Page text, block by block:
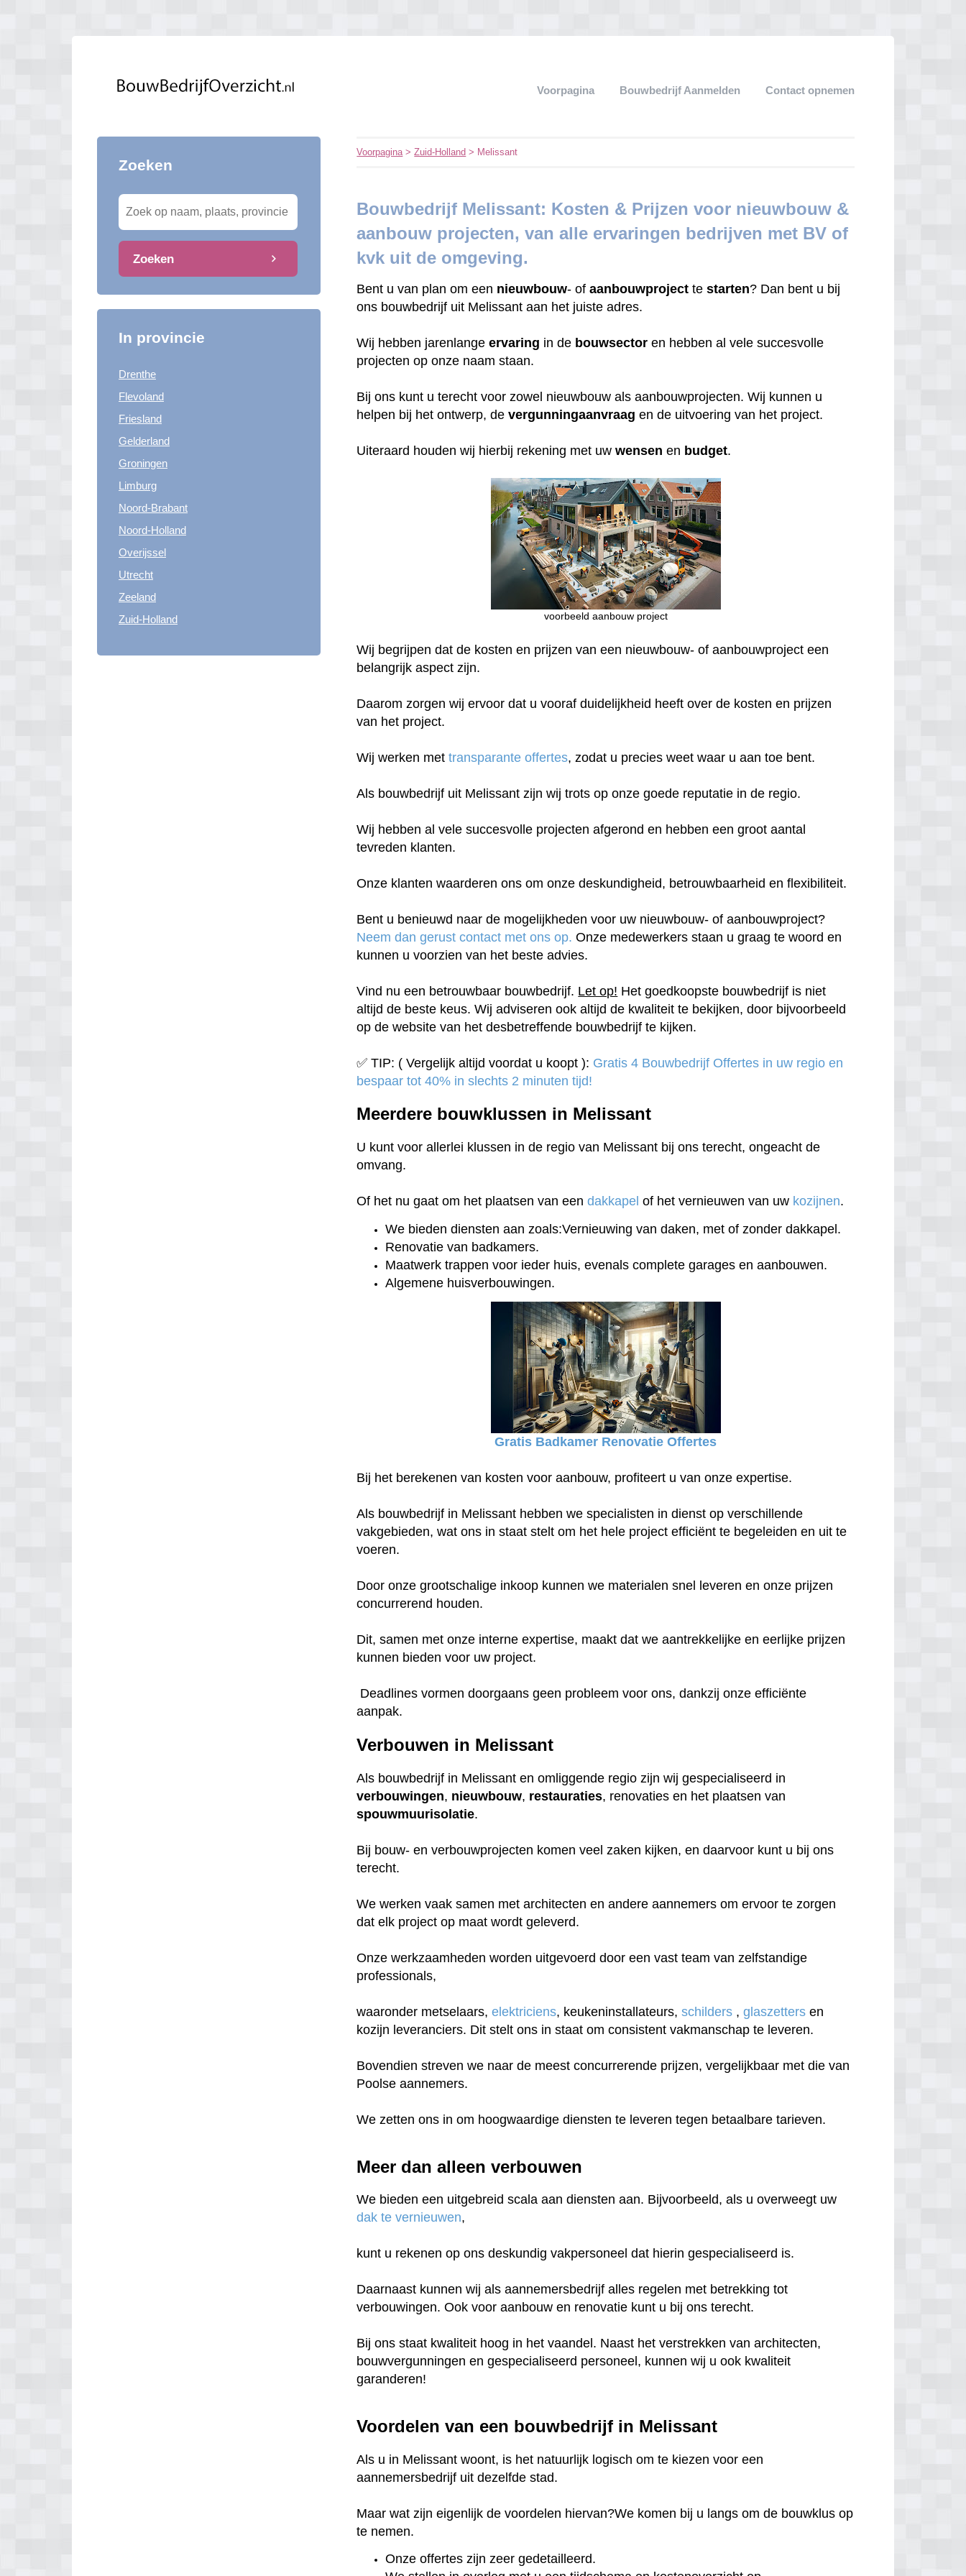
Voorpagina Bouwbedrijf Aanmelden Contact opnemen
Zoeken
Zoeken
In provincie
Drenthe
Flevoland
Friesland
Gelderland
Groningen
Limburg
Noord-Brabant
Noord-Holland
Overijssel
Utrecht
Zeeland
Zuid-Holland
Voorpagina>Zuid-Holland > Melissant
Bouwbedrijf Melissant: Kosten & Prijzen voor nieuwbouw &
aanbouw projecten, van alle ervaringen bedrijven met BV of
kvk uit de omgeving.
Bent u van plan om een nieuwbouw- ofaanbouwproject testarten? Dan bent u bij
ons bouwbedrijf uit Melissant aan het juiste adres.
Wij hebben jarenlangeervaring in de bouwsector en hebben al vele succesvolle
projecten op onze naam staan.
Bij ons kunt u terecht voor zowel nieuwbouw als aanbouwprojecten. Wij kunnen u
helpen bij het ontwerp, devergunningaanvraag en de uitvoering van het project.
Uiteraard houden wij hierbij rekening met uwwensen en budget.
voorbeeld aanbouw project
Wij begrijpen dat de kosten en prijzen van een nieuwbouw- of aanbouwproject een
belangrijk aspect zijn.
Daarom zorgen wij ervoor dat u vooraf duidelijkheid heeft over de kosten en prijzen
van het project.
Wij werken mettransparante offertes, zodat u precies weet waar u aan toe bent.
Als bouwbedrijf uit Melissant zijn wij trots op onze goede reputatie in de regio.
Wij hebben al vele succesvolle projecten afgerond en hebben een groot aantal
tevreden klanten.
Onze klanten waarderen ons om onze deskundigheid, betrouwbaarheid en flexibiliteit.
Bent u benieuwd naar de mogelijkheden voor uw nieuwbouw- of aanbouwproject?
Neem dan gerust contact met ons op.Onze medewerkers staan u graag te woord en
kunnen u voorzien van het beste advies.
Vind nu een betrouwbaar bouwbedrijf. Let op! Het goedkoopste bouwbedrijf is niet
altijd de beste keus. Wij adviseren ook altijd de kwaliteit te bekijken, door bijvoorbeeld
op de website van het desbetreffende bouwbedrijf te kijken.
✅ TIP: ( Vergelijk altijd voordat u koopt ): Gratis 4 Bouwbedrijf Offertes in uw regio en
bespaar tot 40% in slechts 2 minuten tijd!
Meerdere bouwklussen in Melissant
U kunt voor allerlei klussen in de regio van Melissant bij ons terecht, ongeacht de
omvang.
Of het nu gaat om het plaatsen van eendakkapel of het vernieuwen van uw kozijnen.
We bieden diensten aan zoals:Vernieuwing van daken, met of zonder dakkapel.
Renovatie van badkamers.
Maatwerk trappen voor ieder huis, evenals complete garages en aanbouwen.
Algemene huisverbouwingen.
Gratis Badkamer Renovatie Offertes
Bij het berekenen van kosten voor aanbouw, profiteert u van onze expertise.
Als bouwbedrijf in Melissant hebben we specialisten in dienst op verschillende
vakgebieden, wat ons in staat stelt om het hele project efficiënt te begeleiden en uit te
voeren.
Door onze grootschalige inkoop kunnen we materialen snel leveren en onze prijzen
concurrerend houden.
Dit, samen met onze interne expertise, maakt dat we aantrekkelijke en eerlijke prijzen
kunnen bieden voor uw project.
Deadlines vormen doorgaans geen probleem voor ons, dankzij onze efficiënte
aanpak.
Verbouwen in Melissant
Als bouwbedrijf in Melissant en omliggende regio zijn wij gespecialiseerd in
verbouwingen, nieuwbouw, restauraties, renovaties en het plaatsen van
spouwmuurisolatie.
Bij bouw- en verbouwprojecten komen veel zaken kijken, en daarvoor kunt u bij ons
terecht.
We werken vaak samen met architecten en andere aannemers om ervoor te zorgen
dat elk project op maat wordt geleverd.
Onze werkzaamheden worden uitgevoerd door een vast team van zelfstandige
professionals,
waaronder metselaars,elektriciens, keukeninstallateurs,schilders ,glaszetters en
kozijn leveranciers. Dit stelt ons in staat om consistent vakmanschap te leveren.
Bovendien streven we naar de meest concurrerende prijzen, vergelijkbaar met die van
Poolse aannemers.
We zetten ons in om hoogwaardige diensten te leveren tegen betaalbare tarieven.
Meer dan alleen verbouwen
We bieden een uitgebreid scala aan diensten aan. Bijvoorbeeld, als u overweegt uw
dak te vernieuwen,
kunt u rekenen op ons deskundig vakpersoneel dat hierin gespecialiseerd is.
Daarnaast kunnen wij als aannemersbedrijf alles regelen met betrekking tot
verbouwingen. Ook voor aanbouw en renovatie kunt u bij ons terecht.
Bij ons staat kwaliteit hoog in het vaandel. Naast het verstrekken van architecten,
bouwvergunningen en gespecialiseerd personeel, kunnen wij u ook kwaliteit
garanderen!
Voordelen van een bouwbedrijf in Melissant
Als u in Melissant woont, is het natuurlijk logisch om te kiezen voor een
aannemersbedrijf uit dezelfde stad.
Maar wat zijn eigenlijk de voordelen hiervan?We komen bij u langs om de bouwklus op
te nemen.
Onze offertes zijn zeer gedetailleerd.